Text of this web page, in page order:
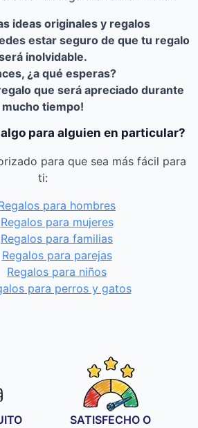
ideas originales y regalos
estar seguro de que tu regalo
inolvidable.
¿a qué esperas?
que será apreciado durante
mucho tiempo!
para alguien en particular?
para que sea más fácil para
ti:
para hombres
Regalos para mujeres
Regalos para familias
Regalos para parejas
Regalos para niños
para perros y gatos
SATISFECHO O